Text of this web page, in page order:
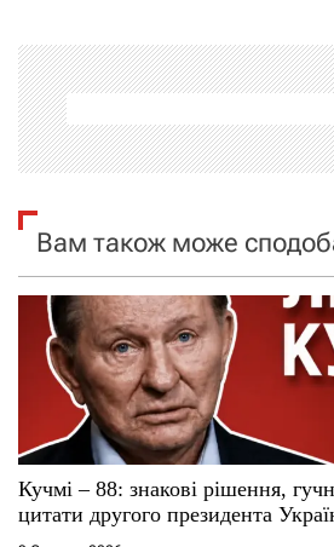
а
ц
і
я
з
и
с
Вам також може
Кучмі – 88: знакові рішення,
цитати другого президента